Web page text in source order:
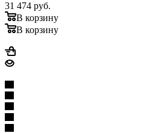
31 474 руб.
В корзину
В корзину